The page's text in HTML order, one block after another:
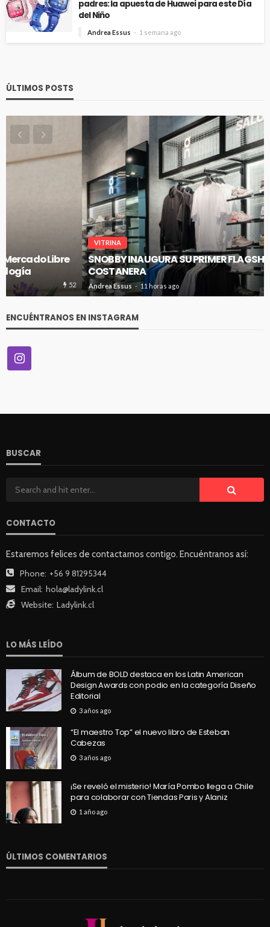
padres: la apuesta de Huawei para este Día
del Niño
Andrea Essus 1 semana ago
ÚLTIMOS POSTS
SNOBBY INAUGURA SU PRIMER FLAGSHIP EN CENCO
COSTANERA
Andrea Essus 11 horas ago
ENCUÉNTRANOS EN INSTAGRAM
BUSCAR
CONTACTO
Estaremos felices de contactarnos contigo. Encuéntranos así:
Phone: +56 9 81295344
Email: hola@ladylink.cl
Website: Ladylink.cl
LO MÁS LEÍDO
Álbum de BOLD destaca en los Latin American
Design Awards con podio en la categoría Diseño
Editorial
3 años ago
“El maestro Top” el nuevo libro de Esteban
Cabezas
3 años ago
¡Se reveló el misterio! María Pombo llega a Chile
para colaborar con Tiendas Paris y Alaniz
1 año ago
ÚLTIMOS COMENTARIOS